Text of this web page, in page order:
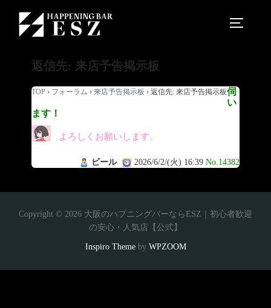
返信先: 来店予告掲示板
TOP › フォーラム › 来店予告掲示板 › 返信先: 来店予告掲示板伺
い
ます！
よろしくお願いします。
ビール 2026/6/2/(火) 16:39 No.14382
Copyright © 2026 大阪のハプニングバーならESZ｜初心者歓迎
の安心・人気店【公式】
Inspiro Themeby WPZOOM